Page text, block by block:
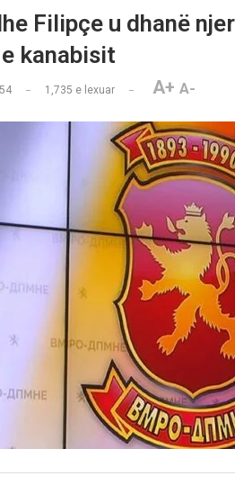
Filipçe u dhanë
kanabisit
1,735 e lexuar A+ A-